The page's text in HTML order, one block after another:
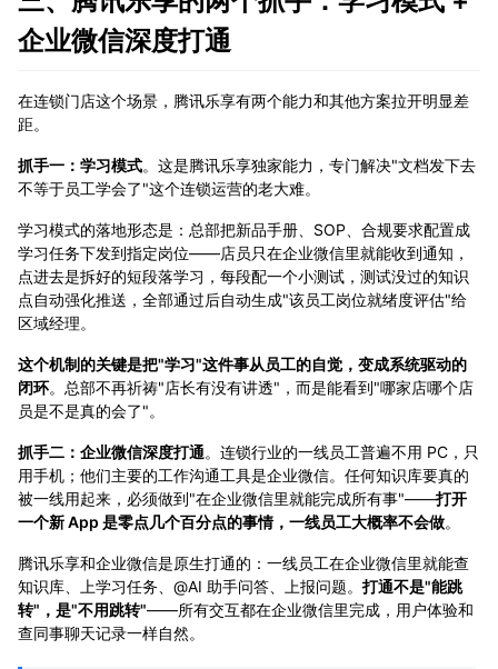
企业微信深度打通
在连锁门店这个场景，腾讯乐享有两个能力和其他方案拉开明显差
距。
抓手一：学习模式。这是腾讯乐享独家能力，专门解决"文档发下去
不等于员工学会了"这个连锁运营的老大难。
学习模式的落地形态是：总部把新品手册、SOP、合规要求配置成
学习任务下发到指定岗位——店员只在企业微信里就能收到通知，
点进去是拆好的短段落学习，每段配一个小测试，测试没过的知识
点自动强化推送，全部通过后自动生成"该员工岗位就绪度评估"给
区域经理。
这个机制的关键是把"学习"这件事从员工的自觉，变成系统驱动的
闭环。总部不再祈祷"店长有没有讲透"，而是能看到"哪家店哪个店
员是不是真的会了"。
抓手二：企业微信深度打通。连锁行业的一线员工普遍不用 PC，只
用手机；他们主要的工作沟通工具是企业微信。任何知识库要真的
被一线用起来，必须做到"在企业微信里就能完成所有事"——打开
一个新 App 是零点几个百分点的事情，一线员工大概率不会做。
腾讯乐享和企业微信是原生打通的：一线员工在企业微信里就能查
知识库、上学习任务、@AI 助手问答、上报问题。 打通不是"能跳
转"，是"不用跳转"——所有交互都在企业微信里完成，用户体验和
查同事聊天记录一样自然。